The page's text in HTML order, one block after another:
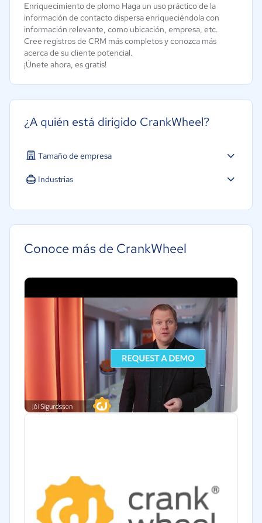
Enriquecimiento de plomo Haga un uso práctico de la
información de contacto dispersa enriqueciéndola con
información relevante, como ubicación, empresa, etc.
Cree registros de CRM más completos y conozca más
acerca de su cliente potencial.
¡Únete ahora, es gratis!
¿A quién está dirigido CrankWheel?
Tamaño de empresa
Industrias
Conoce más de CrankWheel